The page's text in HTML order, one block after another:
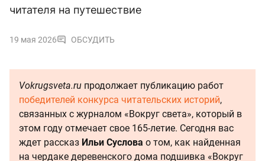
читателя на путешествие
19 мая 2026 ОБСУДИТЬ
Vokrugsveta.ru продолжает публикацию работ
победителей конкурса читательских историй,
связанных с журналом «Вокруг света», который в
этом году отмечает свое 165-летие. Сегодня вас
ждет рассказ Ильи Суслова о том, как найденная
на чердаке деревенского дома подшивка «Вокруг